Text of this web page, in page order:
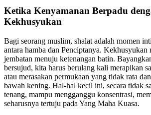
Ketika Kenyamanan Berpadu
Kekhusyukan
Bagi seorang muslim, shalat adalah momen
antara hamba dan Penciptanya. Kekhusyukan
jembatan menuju ketenangan batin.
bersujud, kita harus berulang kali merapikan
atau merasakan permukaan yang tidak rata
bawah kening. Hal-hal kecil ini, secara tidak
tenang, mampu mengganggu konsentrasi,
seharusnya tertuju pada Yang Maha Kuasa.